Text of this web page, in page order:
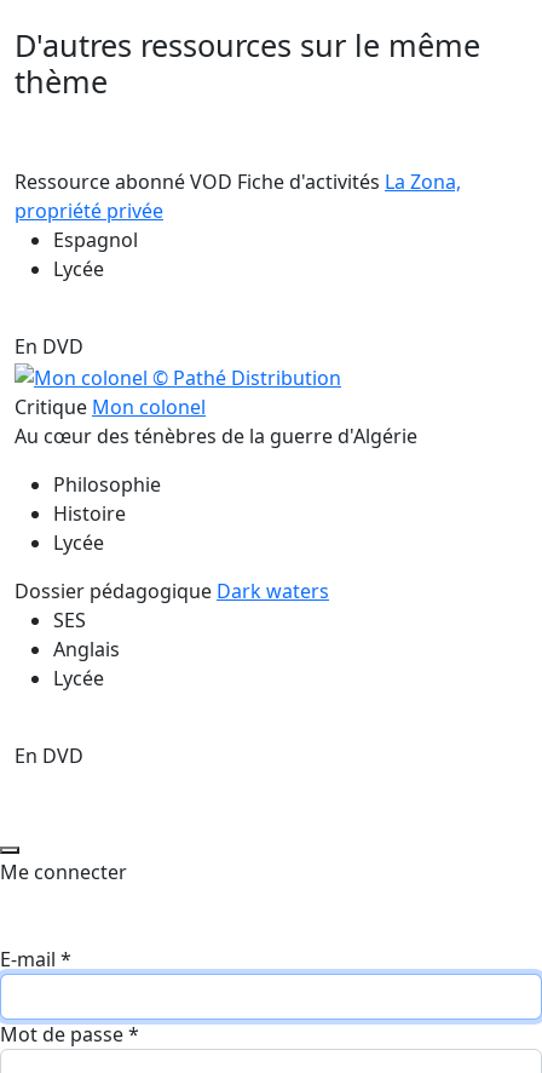
D'autres ressources sur le même
thème
Ressource abonné VOD Fiche d'activités La Zona,
propriété privée
Espagnol
Lycée
En DVD
Critique Mon colonel
Au cœur des ténèbres de la guerre d'Algérie
Philosophie
Histoire
Lycée
Dossier pédagogique Dark waters
SES
Anglais
Lycée
En DVD
Me connecter
E-mail *
Mot de passe*